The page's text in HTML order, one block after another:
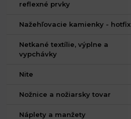
reflexné prvky
Nažehľovacie kamienky - hotfix
Netkané textílie, výplne a
vypchávky
Nite
Nožnice a nožiarsky tovar
Náplety a manžety